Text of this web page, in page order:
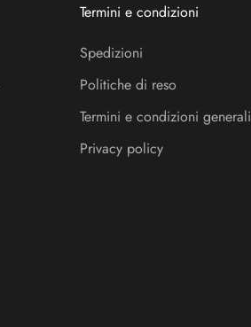
Termini e condizioni
Spedizioni
Politiche di reso
Termini e condizioni generali
Privacy policy